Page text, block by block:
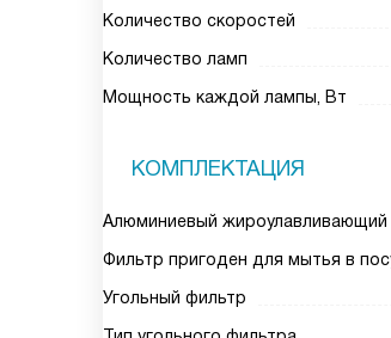
Количество скоростей
Количество ламп
Мощность каждой лампы, Вт
КОМПЛЕКТАЦИЯ
Алюминиевый жироулавливающий
Фильтр пригоден для мытья в
Угольный фильтр